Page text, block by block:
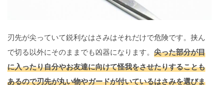
刃先が尖っていて鋭利なはさみはそれだけで危険です。挟ん
で切る以外にそのままでも凶器になります。 尖った部分が目
に入ったり自分やお友達に向けて怪我をさせたりすることも
あるので刃先が丸い物やガードが付いているはさみを選びま